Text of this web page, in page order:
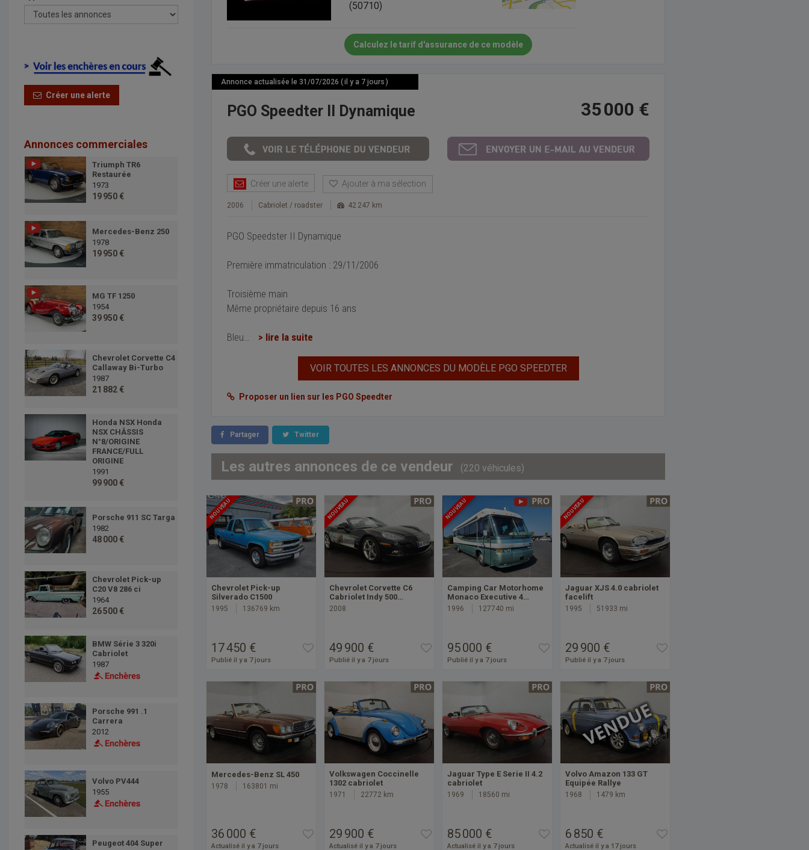
Créer une alerte
Annonces commerciales
Triumph TR6
Restaurée
1973
19 950 €
Mercedes-Benz 250
1978
19 950 €
MG TF 1250
1954
39 950 €
Chevrolet Corvette C4
Callaway Bi-Turbo
1987
21 882 €
Honda NSX Honda
NSX CHÂSSIS
N°8/ORIGINE
FRANCE/FULL
ORIGINE
1991
99 900 €
Porsche 911 SC Targa
1982
48 000 €
Chevrolet Pick-up
C20 V8 286 ci
1964
26 500 €
BMW Série 3 320i
Cabriolet
1987
Porsche 991 .1
Carrera
2012
Volvo PV444
1955
Peugeot 404 Super
(50710)
Calculez le tarif d'assurance de ce modèle
Annonce actualisée le 31/07/2026 ( il y a 7 jours )
PGO Speedter II Dynamique 35 000 €
Créer une alerte Ajouter à ma sélection
2006 Cabriolet / roadster 42 247 km
PGO Speedster II Dynamique
Première immatriculation : 29/11/2006
Troisième main
Même propriétaire depuis 16 ans
Bleu > lire la suite
VOIR TOUTES LES ANNONCES DU MODÈLE PGO SPEEDTER
Proposer un lien sur les PGO Speedter
Partager Twitter
Les autres annonces de ce vendeur (220 véhicules)
NOUVEAU
Chevrolet Pick-up
Silverado C1500
1995 136769 km
17 450 €
Publié il y a 7 jours
NOUVEAU
Chevrolet Corvette C6
Cabriolet Indy 500…
2008
49 900 €
Publié il y a 7 jours
NOUVEAU
Camping Car Motorhome
Monaco Executive 4…
1996 127740 mi
95 000 €
Publié il y a 7 jours
NOUVEAU
Jaguar XJS 4.0 cabriolet
facelift
1995 51933 mi
29 900 €
Publié il y a 7 jours
Mercedes-Benz SL 450
1978 163801 mi
36 000 €
Actualisé il y a 7 jours
Volkswagen Coccinelle
1302 cabriolet
1971 22772 km
29 900 €
Actualisé il y a 7 jours
Jaguar Type E Serie II 4.2
cabriolet
1969 18560 mi
85 000 €
Actualisé il y a 7 jours
Volvo Amazon 133 GT
Equipée Rallye
1968 1479 km
6 850 €
Actualisé il y a 17 jours